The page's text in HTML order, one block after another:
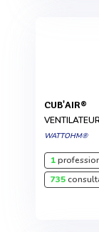
CUB'AIR®
WATTOHM®
1
735